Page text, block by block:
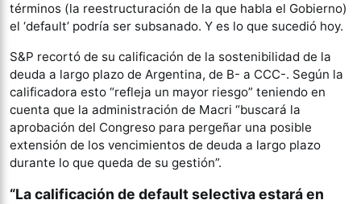
términos (la reestructuración de la que habla el Gobierno)
el ‘default’ podría ser subsanado. Y es lo que sucedió hoy.
S&P recortó de su calificación de la sostenibilidad de la
deuda a largo plazo de Argentina, de B- a CCC-. Según la
calificadora esto “refleja un mayor riesgo” teniendo en
cuenta que la administración de Macri “buscará la
aprobación del Congreso para pergeñar una posible
extensión de los vencimientos de deuda a largo plazo
durante lo que queda de su gestión”.
“La calificación de default selectiva estará en